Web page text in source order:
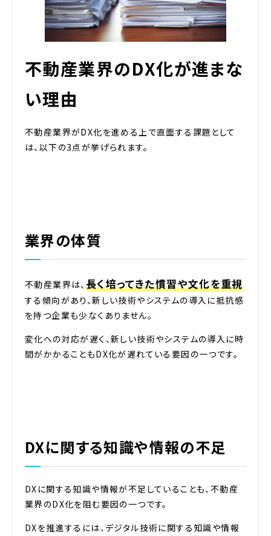
不動産業界のDX化が進まな
い理由
不動産業界がDX化を進める上で直面する課題として
は、以下の3点が挙げられます。
業界の体質
不動産業界は、 長く培ってきた慣習や文化を重視
する傾向があり、新しい技術やシステムの導入に抵抗感
を持つ企業も少なくありません。
変化への対応が遅く、新しい技術やシステムの導入に時
間がかかることもDX化が遅れている要因の一つです。
DXに関する知識や情報の不足
DXに関する知識や情報が不足していることも、不動産
業界のDX化を阻む要因の一つです。
DXを推進するには、デジタル技術に関する知識や情報